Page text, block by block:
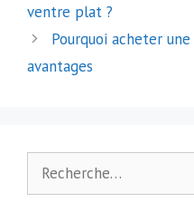
ventre plat ?
Pourquoi acheter
avantages